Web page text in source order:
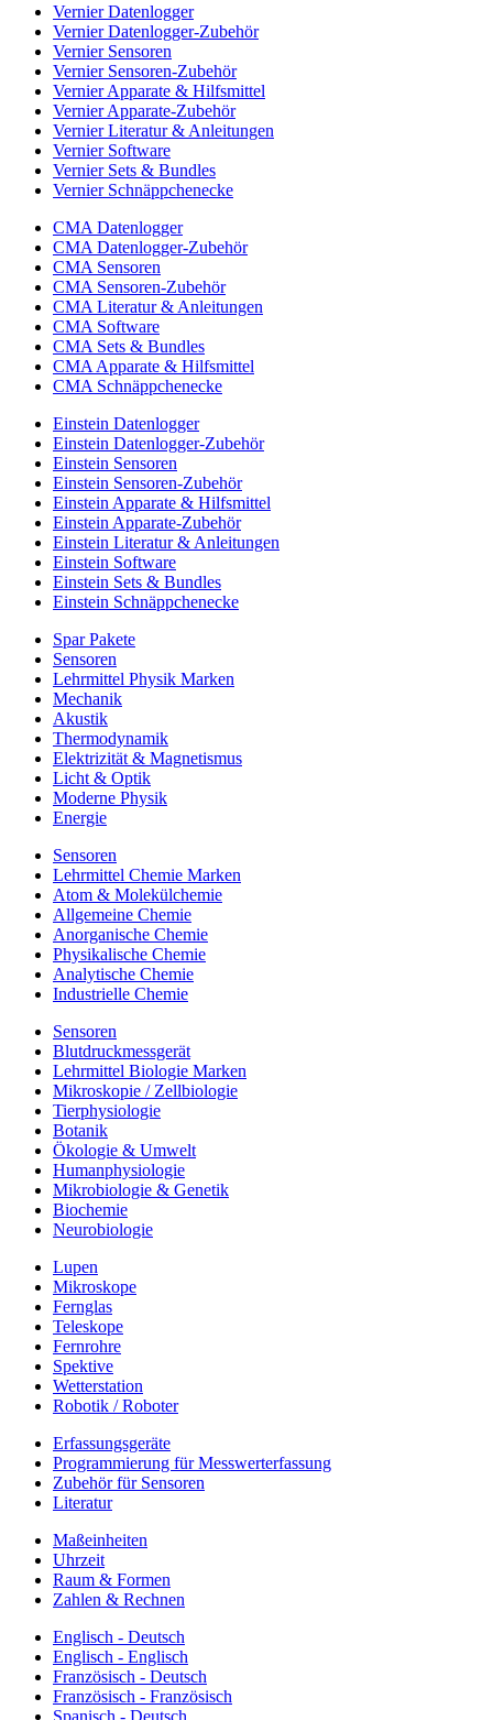
Vernier Datenlogger
Vernier Datenlogger-Zubehör
Vernier Sensoren
Vernier Sensoren-Zubehör
Vernier Apparate & Hilfsmittel
Vernier Apparate-Zubehör
Vernier Literatur & Anleitungen
Vernier Software
Vernier Sets & Bundles
Vernier Schnäppchenecke
CMA Datenlogger
CMA Datenlogger-Zubehör
CMA Sensoren
CMA Sensoren-Zubehör
CMA Literatur & Anleitungen
CMA Software
CMA Sets & Bundles
CMA Apparate & Hilfsmittel
CMA Schnäppchenecke
Einstein Datenlogger
Einstein Datenlogger-Zubehör
Einstein Sensoren
Einstein Sensoren-Zubehör
Einstein Apparate & Hilfsmittel
Einstein Apparate-Zubehör
Einstein Literatur & Anleitungen
Einstein Software
Einstein Sets & Bundles
Einstein Schnäppchenecke
Spar Pakete
Sensoren
Lehrmittel Physik Marken
Mechanik
Akustik
Thermodynamik
Elektrizität & Magnetismus
Licht & Optik
Moderne Physik
Energie
Sensoren
Lehrmittel Chemie Marken
Atom & Molekülchemie
Allgemeine Chemie
Anorganische Chemie
Physikalische Chemie
Analytische Chemie
Industrielle Chemie
Sensoren
Blutdruckmessgerät
Lehrmittel Biologie Marken
Mikroskopie / Zellbiologie
Tierphysiologie
Botanik
Ökologie & Umwelt
Humanphysiologie
Mikrobiologie & Genetik
Biochemie
Neurobiologie
Lupen
Mikroskope
Fernglas
Teleskope
Fernrohre
Spektive
Wetterstation
Robotik / Roboter
Erfassungsgeräte
Programmierung für Messwerterfassung
Zubehör für Sensoren
Literatur
Maßeinheiten
Uhrzeit
Raum & Formen
Zahlen & Rechnen
Englisch - Deutsch
Englisch - Englisch
Französisch - Deutsch
Französisch - Französisch
Spanisch - Deutsch